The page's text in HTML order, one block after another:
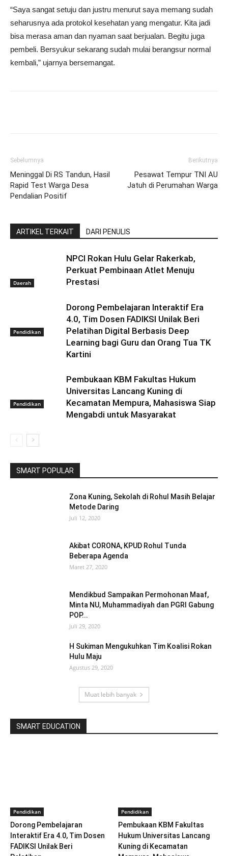
“Saya sangat setuju dan justru menurut saya memang sudah
seharusnya ada protokol kesehatan yang mengatur. Kita jadi
bisa merasa aman dan nyaman saat berjualan. Begitu juga
pembeli. Bersyukur sekarang sudah mulai berangsur normal
kembali,” ujarnya bersemangat.
Sebelumnya
Meninggal Di RS Tandun, Hasil
Rapid Test Warga Desa
Pendalian Positif
Berikutnya
Pesawat Tempur TNI AU
Jatuh di Perumahan Warga
ARTIKEL TERKAIT DARI PENULIS
Daerah
NPCI Rokan Hulu Gelar Rakerkab,
Perkuat Pembinaan Atlet Menuju
Prestasi
Pendidikan
Dorong Pembelajaran Interaktif Era
4.0, Tim Dosen FADIKSI Unilak Beri
Pelatihan Digital Berbasis Deep
Learning bagi Guru dan Orang Tua TK
Kartini
Pendidikan
Pembukaan KBM Fakultas Hukum
Universitas Lancang Kuning di
Kecamatan Mempura, Mahasiswa Siap
Mengabdi untuk Masyarakat
SMART POPULAR
Zona Kuning, Sekolah di Rohul Masih Belajar
Metode Daring
Juli 12, 2020
Akibat CORONA, KPUD Rohul Tunda
Beberapa Agenda
Maret 27, 2020
Mendikbud Sampaikan Permohonan Maaf,
Minta NU, Muhammadiyah dan PGRI Gabung
POP...
Juli 29, 2020
H Sukiman Mengukuhkan Tim Koalisi Rokan
Hulu Maju
Agustus 29, 2020
Muat lebih banyak
SMART EDUCATION
Pendidikan
Dorong Pembelajaran
Interaktif Era 4.0, Tim Dosen
FADIKSI Unilak Beri
Pendidikan
Pembukaan KBM Fakultas
Hukum Universitas Lancang
Kuning di Kecamatan